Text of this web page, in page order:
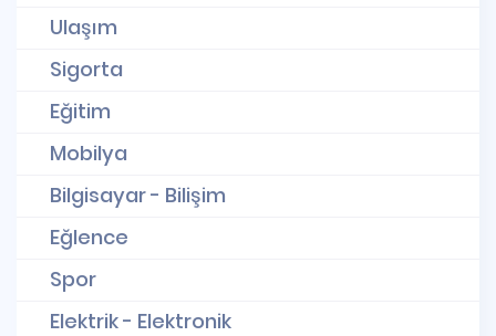
Ulaşım
Sigorta
Eğitim
Mobilya
Bilgisayar - Bilişim
Eğlence
Spor
Elektrik - Elektronik